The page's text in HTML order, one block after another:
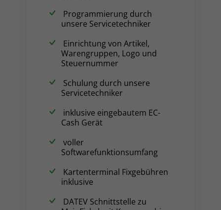
Programmierung durch
unsere Servicetechniker
Einrichtung von Artikel,
Warengruppen, Logo und
Steuernummer
Schulung durch unsere
Servicetechniker
inklusive eingebautem EC-
Cash Gerät
voller
Softwarefunktionsumfang
Kartenterminal Fixgebühren
inklusive
DATEV Schnittstelle zu